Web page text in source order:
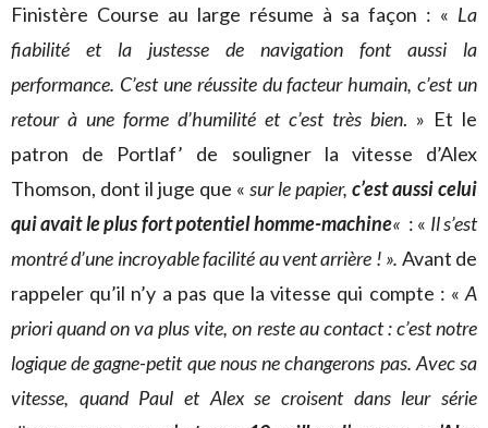
Finistère Course au large résume à sa façon : « La
fiabilité et la justesse de navigation font aussi la
performance. C’est une réussite du facteur humain, c’est un
retour à une forme d’humilité et c’est très bien. » Et le
patron de Portlaf’ de souligner la vitesse d’Alex
Thomson, dont il juge que « sur le papier, c’est aussi celui
qui avait le plus fort potentiel homme-machine« : « Il s’est
montré d’une incroyable facilité au vent arrière ! ». Avant de
rappeler qu’il n’y a pas que la vitesse qui compte : « A
priori quand on va plus vite, on reste au contact : c’est notre
logique de gagne-petit que nous ne changerons pas. Avec sa
vitesse, quand Paul et Alex se croisent dans leur série